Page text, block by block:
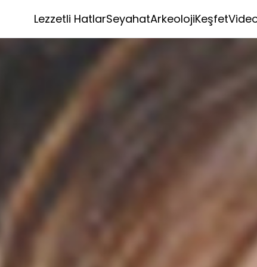
Lezzetli HatlarSeyahatArkeolojiKeşfet